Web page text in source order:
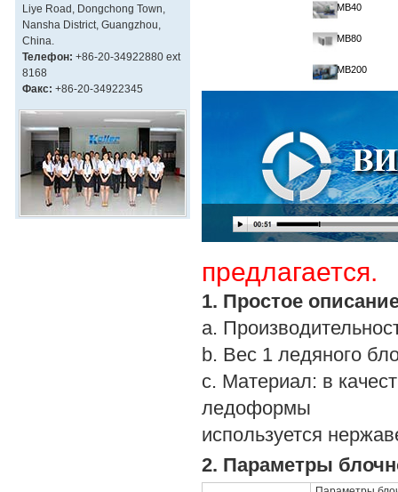
Liye Road, Dongchong Town,
Nansha District, Guangzhou,
China.
Телефон: +86-20-34922880 ext
8168
Факс: +86-20-34922345
MB40
MB80
MB200
предлагается.
1. Простое
a.
b. Вес 1 ледяного
c. Материал: в
ледоформы
используется
2. Параметры